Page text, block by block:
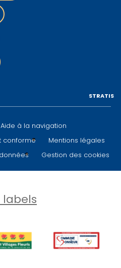
Aide à la navigation
conforme
Mentions légales
Gestion des cookies
STRATIS
labels